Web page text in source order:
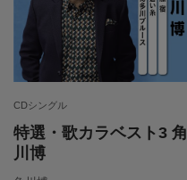
CDシングル
特選・歌カラベスト3 角
川博